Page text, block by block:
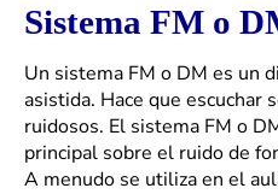
Sistema FM o
Un sistema FM o DM es un
asistida. Hace que escuchar
ruidosos. El sistema FM o
principal sobre el ruido de
A menudo se utiliza en el